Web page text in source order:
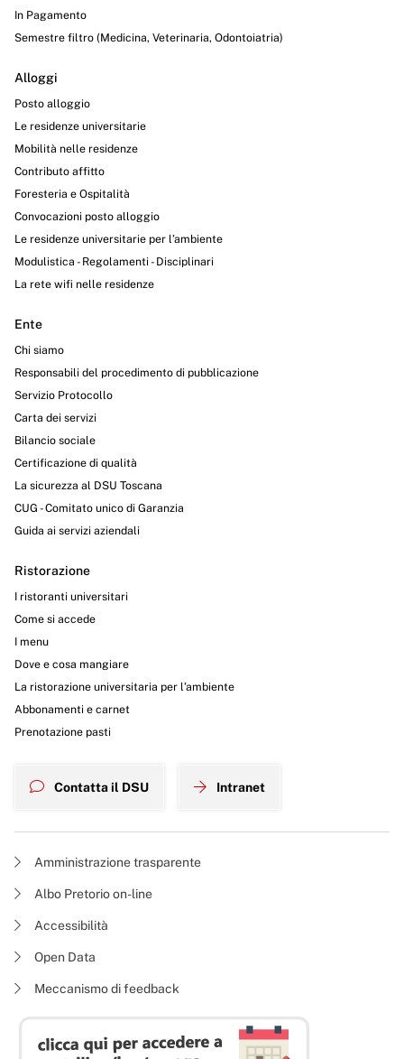
In Pagamento
Semestre filtro (Medicina, Veterinaria, Odontoiatria)
Alloggi
Posto alloggio
Le residenze universitarie
Mobilità nelle residenze
Contributo affitto
Foresteria e Ospitalità
Convocazioni posto alloggio
Le residenze universitarie per l’ambiente
Modulistica - Regolamenti - Disciplinari
La rete wifi nelle residenze
Ente
Chi siamo
Responsabili del procedimento di pubblicazione
Servizio Protocollo
Carta dei servizi
Bilancio sociale
Certificazione di qualità
La sicurezza al DSU Toscana
CUG - Comitato unico di Garanzia
Guida ai servizi aziendali
Ristorazione
I ristoranti universitari
Come si accede
I menu
Dove e cosa mangiare
La ristorazione universitaria per l’ambiente
Abbonamenti e carnet
Prenotazione pasti
Contatta il DSU Intranet
Amministrazione trasparente
Albo Pretorio on-line
Accessibilità
Open Data
Meccanismo di feedback